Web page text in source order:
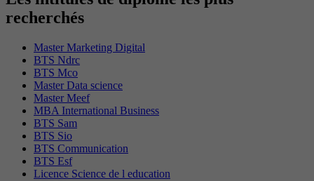
recherchés
Master Marketing Digital
BTS Ndrc
BTS Mco
Master Data science
Master Meef
MBA International Business
BTS Sam
BTS Sio
BTS Communication
BTS Esf
Licence Science de l education